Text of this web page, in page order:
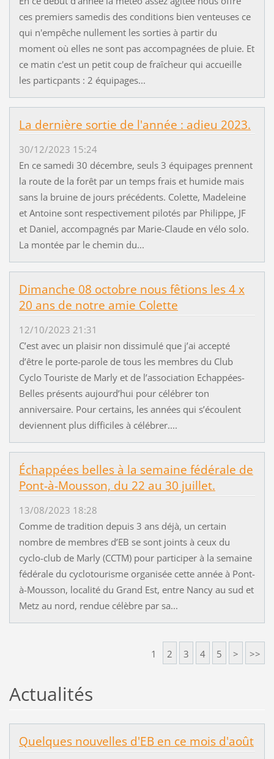
ces premiers samedis des conditions bien venteuses ce
qui n'empêche nullement les sorties à partir du
moment où elles ne sont pas accompagnées de pluie. Et
ce matin c'est un petit coup de fraîcheur qui accueille
les particpants : 2 équipages...
La dernière sortie de l'année : adieu 2023.
30/12/2023 15:24
En ce samedi 30 décembre, seuls 3 équipages prennent
la route de la forêt par un temps frais et humide mais
sans la bruine de jours précédents. Colette, Madeleine
et Antoine sont respectivement pilotés par Philippe, JF
et Daniel, accompagnés par Marie-Claude en vélo solo.
La montée par le chemin du...
Dimanche 08 octobre nous fêtions les 4 x
20 ans de notre amie Colette
12/10/2023 21:31
C’est avec un plaisir non dissimulé que j’ai accepté
d’être le porte-parole de tous les membres du Club
Cyclo Touriste de Marly et de l’association Echappées-
Belles présents aujourd’hui pour célébrer ton
anniversaire. Pour certains, les années qui s’écoulent
deviennent plus difficiles à célébrer....
Échappées belles à la semaine fédérale de
Pont-à-Mousson, du 22 au 30 juillet.
13/08/2023 18:28
Comme de tradition depuis 3 ans déjà, un certain
nombre de membres d’EB se sont joints à ceux du
cyclo-club de Marly (CCTM) pour participer à la semaine
fédérale du cyclotourisme organisée cette année à Pont-
à-Mousson, localité du Grand Est, entre Nancy au sud et
Metz au nord, rendue célèbre par sa...
1 2 3 4 5 > >>
Actualités
Quelques nouvelles d'EB en ce mois d'août